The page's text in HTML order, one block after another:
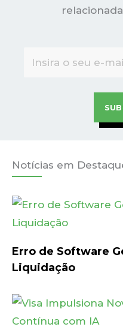
Notícias em
Erro de Software
Liquidação